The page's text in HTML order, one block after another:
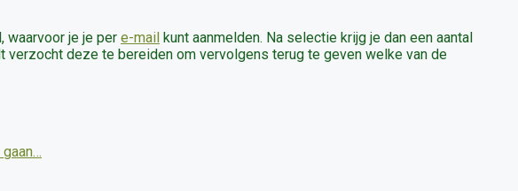
waarvoor je je per e-mail kunt aanmelden. Na selectie krijg je dan een aantal
deze te bereiden om vervolgens terug te geven welke van de
gaan…